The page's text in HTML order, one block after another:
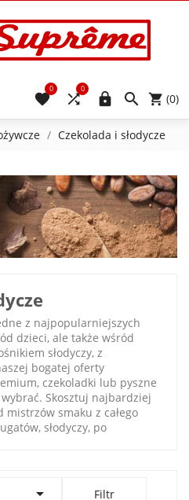
 (0)


0

0
Czekolada i słodycze
z najpopularniejszych
dzieci, ale także wśród
słodyczy, z
bogatej oferty
czekoladki lub pyszne
Skosztuj najbardziej
mistrzów smaku z całego
słodyczy, po
 Filtr